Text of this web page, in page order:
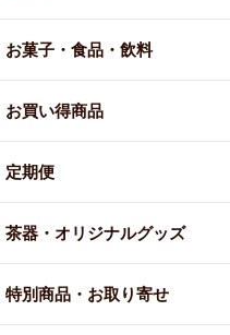
お菓子・食品・飲料
お買い得商品
定期便
茶器・オリジナルグッズ
特別商品・お取り寄せ